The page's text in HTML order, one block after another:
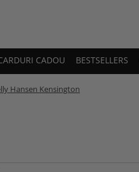
CADOU BESTSELLERS
Hansen Kensington